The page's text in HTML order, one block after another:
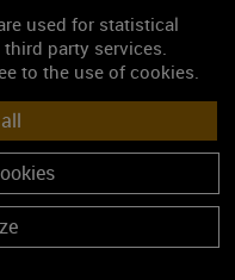
used for statistical
party services.
to the use of cookies.